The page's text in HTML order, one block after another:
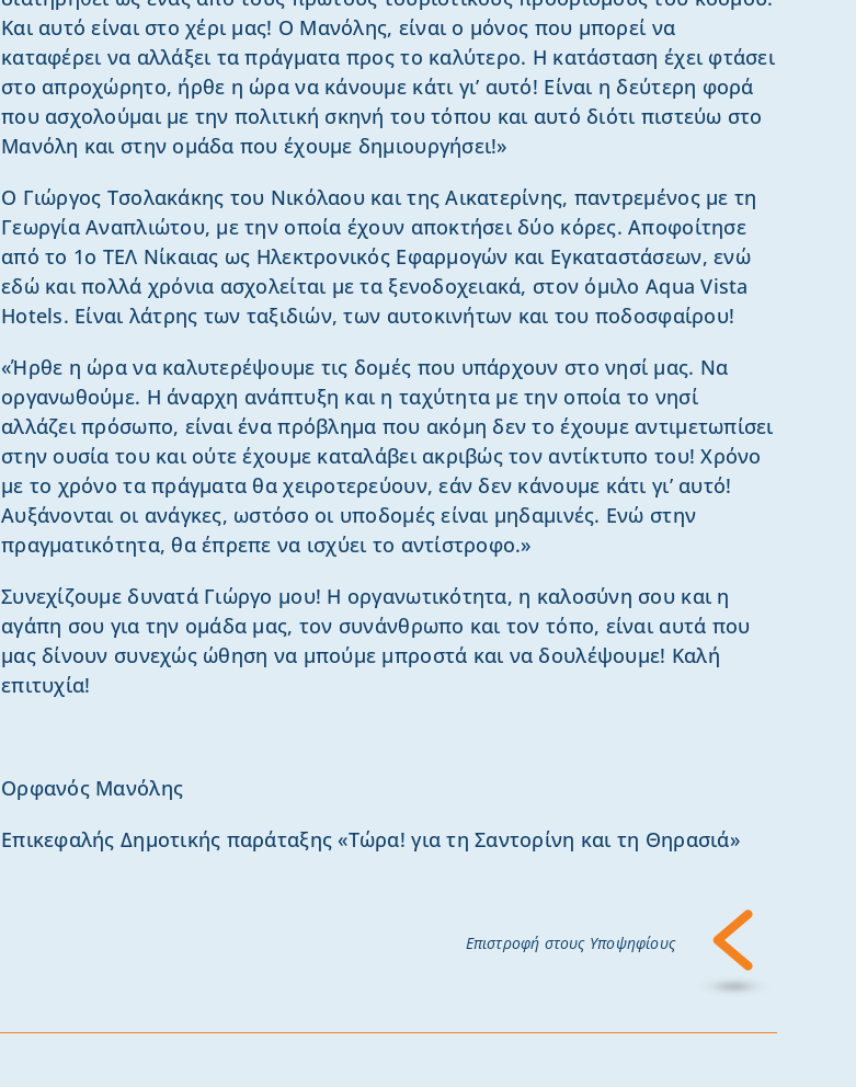
Και αυτό είναι στο χέρι μας! Ο Μανόλης, είναι ο μόνος που μπορεί να
καταφέρει να αλλάξει τα πράγματα προς το καλύτερο. Η κατάσταση έχει φτάσει
στο απροχώρητο, ήρθε η ώρα να κάνουμε κάτι γι’ αυτό! Είναι η δεύτερη φορά
που ασχολούμαι με την πολιτική σκηνή του τόπου και αυτό διότι πιστεύω στο
Μανόλη και στην ομάδα που έχουμε δημιουργήσει!»
Ο Γιώργος Τσολακάκης του Νικόλαου και της Αικατερίνης, παντρεμένος με τη
Γεωργία Αναπλιώτου, με την οποία έχουν αποκτήσει δύο κόρες. Αποφοίτησε
από το 1ο ΤΕΛ Νίκαιας ως Ηλεκτρονικός Εφαρμογών και Εγκαταστάσεων, ενώ
εδώ και πολλά χρόνια ασχολείται με τα ξενοδοχειακά, στον όμιλο Aqua Vista
Hotels. Είναι λάτρης των ταξιδιών, των αυτοκινήτων και του ποδοσφαίρου!
«Ήρθε η ώρα να καλυτερέψουμε τις δομές που υπάρχουν στο νησί μας. Να
οργανωθούμε. Η άναρχη ανάπτυξη και η ταχύτητα με την οποία το νησί
αλλάζει πρόσωπο, είναι ένα πρόβλημα που ακόμη δεν το έχουμε αντιμετωπίσει
στην ουσία του και ούτε έχουμε καταλάβει ακριβώς τον αντίκτυπο του! Χρόνο
με το χρόνο τα πράγματα θα χειροτερεύουν, εάν δεν κάνουμε κάτι γι’ αυτό!
Αυξάνονται οι ανάγκες, ωστόσο οι υποδομές είναι μηδαμινές. Ενώ στην
πραγματικότητα, θα έπρεπε να ισχύει το αντίστροφο.»
Συνεχίζουμε δυνατά Γιώργο μου! Η οργανωτικότητα, η καλοσύνη σου και η
αγάπη σου για την ομάδα μας, τον συνάνθρωπο και τον τόπο, είναι αυτά που
μας δίνουν συνεχώς ώθηση να μπούμε μπροστά και να δουλέψουμε! Καλή
επιτυχία!
Ορφανός Μανόλης
Επικεφαλής Δημοτικής παράταξης «Τώρα! για τη Σαντορίνη και τη Θηρασιά»
Επιστροφή στους Υποψηφίους